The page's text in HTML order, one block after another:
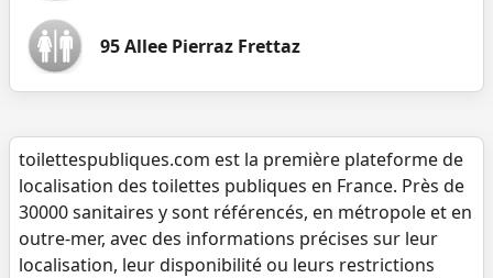
95 Allee Pierraz Frettaz
toilettespubliques.com est la première plateforme de
localisation des toilettes publiques en France. Près de
30000 sanitaires y sont référencés, en métropole et en
outre-mer, avec des informations précises sur leur
localisation, leur disponibilité ou leurs restrictions